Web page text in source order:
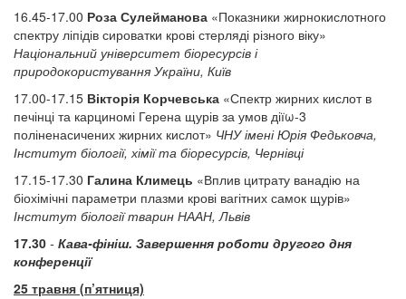
16.45-17.00 Роза Сулейманова «Показники жирнокислотного
спектру ліпідів сироватки крові стерляді різного віку»
Національний університет біоресурсів і
природокористування України, Київ
17.00-17.15 Вікторія Корчевська «Спектр жирних кислот в
печінці та карциномі Герена щурів за умов діїω-3
поліненасичених жирних кислот» ЧНУ імені Юрія Федьковча,
Інститут біології, хімії та біоресурсів, Чернівці
17.15-17.30 Галина Климець «Вплив цитрату ванадію на
біохімічні параметри плазми крові вагітних самок щурів»
Інститут біології тварин НААН, Львів
17.30 - Кава-фініш. Завершення роботи другого дня
конференції
25 травня (п’ятниця)